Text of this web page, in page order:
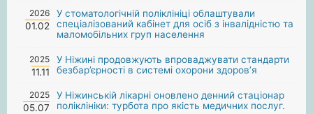
2026
01.02
У стоматологічній поліклініці облаштували
спеціалізований кабінет для осіб з інвалідністю та
маломобільних груп населення
2025
11.11
У Ніжині продовжують впроваджувати стандарти
безбар’єрності в системі охорони здоров’я
2025
05.07
У Ніжинській лікарні оновлено денний стаціонар
поліклініки: турбота про якість медичних послуг.